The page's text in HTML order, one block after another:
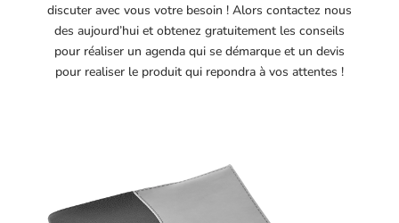
discuter avec vous votre besoin ! Alors contactez nous
des aujourd’hui et obtenez gratuitement les conseils
pour réaliser un agenda qui se démarque et un devis
pour realiser le produit qui repondra à vos attentes !